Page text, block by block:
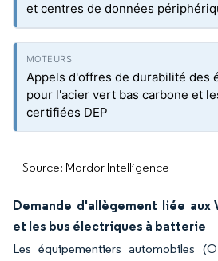
et centres de données
Appels d'offres de durabilité des
pour l'acier vert bas carbone et
certifiées DEP
Source: Mordor Intelligence
Demande d'allègement liée aux
et les bus électriques à batterie
Les équipementiers automobiles